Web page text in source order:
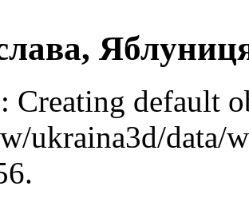
Creating default
ukraina3d/data/